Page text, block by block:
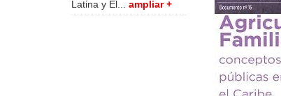
Latina y El... ampliar +